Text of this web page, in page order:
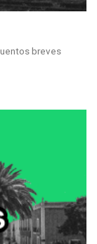
breves